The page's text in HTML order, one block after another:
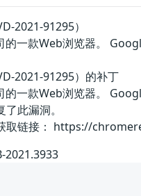
2021-91295）
一款Web浏览器。
2021-91295）的补丁
一款Web浏览器。
此漏洞。
取链接： https://